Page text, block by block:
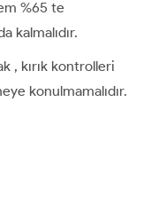
%65 te
kalmalıdır.
, kırık kontrolleri
konulmamalıdır.